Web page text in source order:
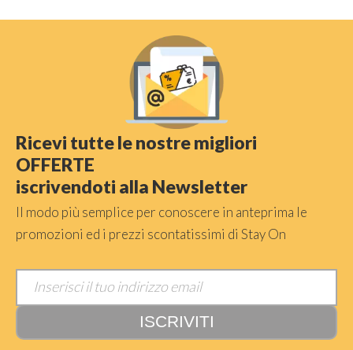
Ricevi tutte le nostre migliori
OFFERTE
iscrivendoti alla Newsletter
Il modo più semplice per conoscere in anteprima le
promozioni ed i prezzi scontatissimi di Stay On